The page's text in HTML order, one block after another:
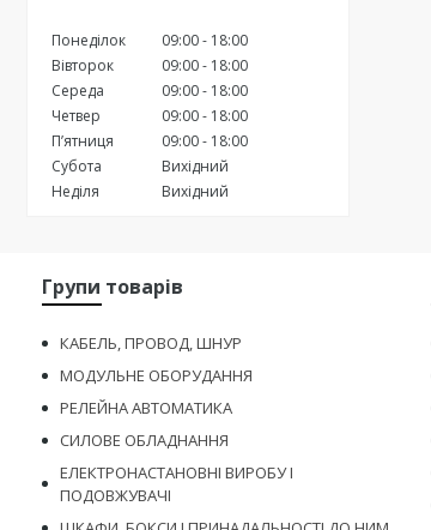
Понеділок 09:00
18:00
Вівторок
09:00
18:00
Середа
09:00
18:00
Четвер
09:00
18:00
Пʼятниця
09:00
18:00
Субота
Вихідний
Неділя
Вихідний
Групи товарів
КАБЕЛЬ, ПРОВОД, ШНУР
МОДУЛЬНЕ ОБОРУДАННЯ
РЕЛЕЙНА АВТОМАТИКА
СИЛОВЕ ОБЛАДНАННЯ
ЕЛЕКТРОНАСТАНОВНІ ВИРОБУ І
ПОДОВЖУВАЧІ